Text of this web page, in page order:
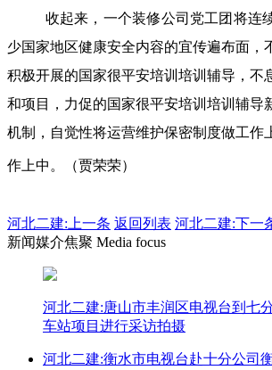
收起来，一个装修公司党工团将连
少国家地区健康安全内容的宜传遍布面，
积极开展的国家很平安培训培训辅导，不
和项目，力促的国家很平安培训培训辅导
机制，自觉性将运营维护保密制度做工作
作上中。（贾荣荣）
河北二建: 上一条 返回列表 河北二建:下一
新闻媒介焦聚 Media focus
河北二建:唐山市丰润区电视台到七
车站项目进行采访拍摄
河北二建:衡水市电视台赴十分公司